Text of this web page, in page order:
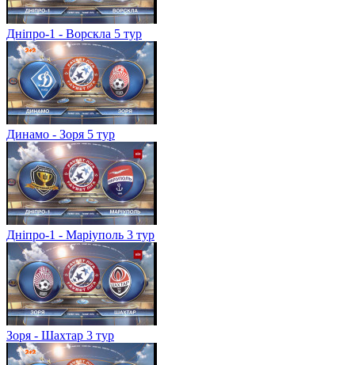
Дніпро-1 - Ворскла 5 тур
Динамо - Зоря 5 тур
Дніпро-1 - Маріуполь 3 тур
Зоря - Шахтар 3 тур